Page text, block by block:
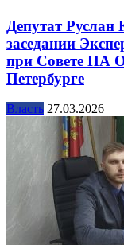
Депутат Руслан
заседании
при Совете ПА
Петербурге
Власть 27.03.2026